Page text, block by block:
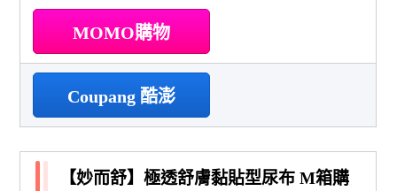
MOMO購物
Coupang 酷澎
【妙而舒】極透舒膚黏貼型尿布 M箱購